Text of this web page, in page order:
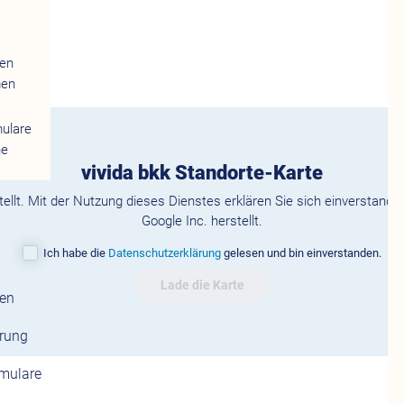
vivida bkk Standorte-Karte
Mit der Nutzung dieses Dienstes erklären Sie sich
Google Inc. herstellt.
Ich habe die Datenschutzerklärung gelesen und bin einverstanden.
Lade die Karte